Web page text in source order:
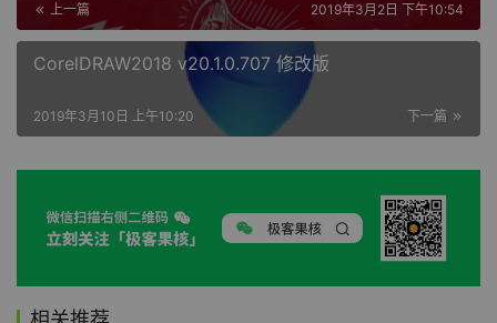
上一篇 2019年3月2日 下午10:54
CorelDRAW2018 v20.1.0.707 修改版
下一篇
2019年3月10日 上午10:20